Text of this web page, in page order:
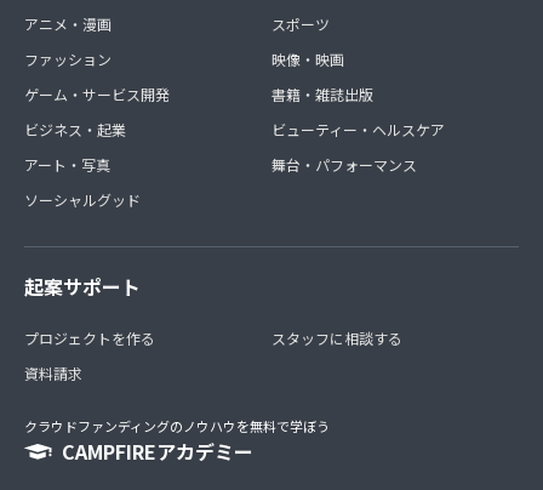
アニメ・漫画
ファッション
ゲーム・サービス開発
ビジネス・起業
アート・写真
ソーシャルグッド
スポーツ
映像・映画
書籍・雑誌出版
ビューティー・ヘルスケア
舞台・パフォーマンス
起案サポート
プロジェクトを作る
資料請求
スタッフに相談する
クラウドファンディングのノウハウを無料で学ぼう
CAMPFIREアカデミー